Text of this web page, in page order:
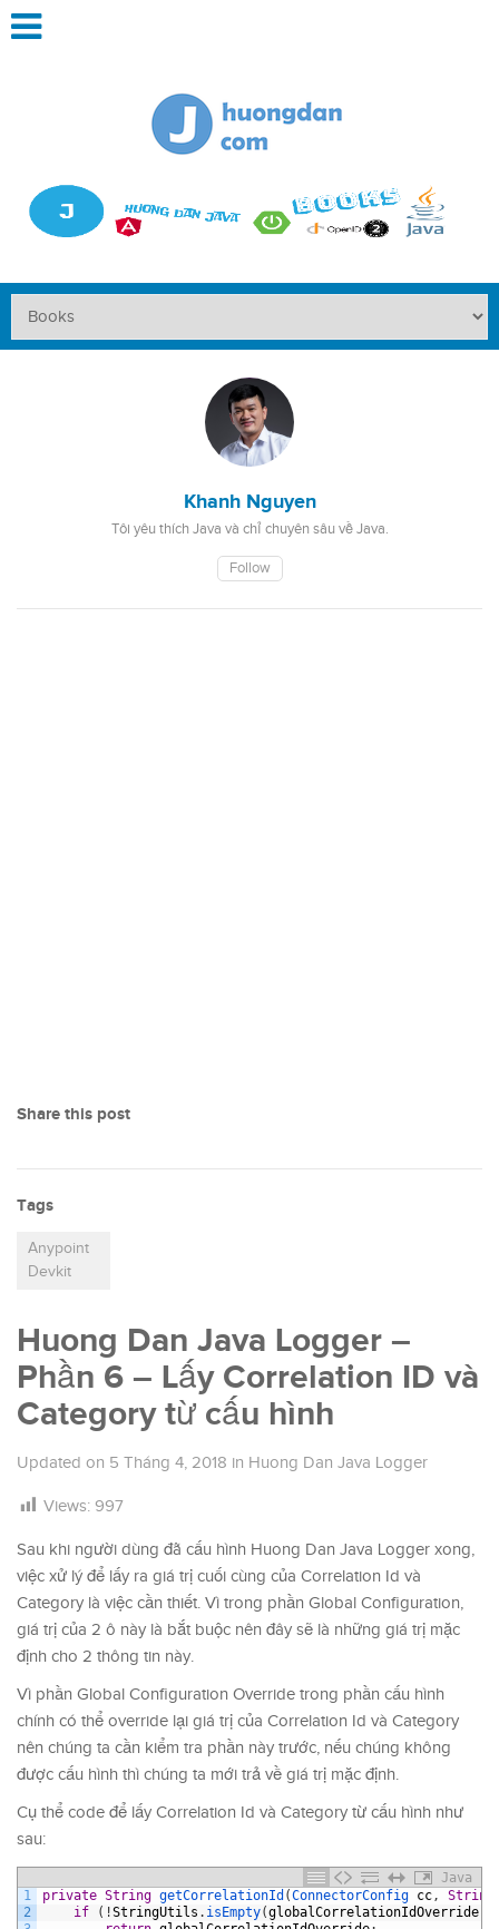
Khanh Nguyen
Tôi yêu thích Java và chỉ chuyên sâu về Java.
Follow
Share this post
Tags
Anypoint
Devkit
Huong Dan Java Logger –
Phần 6 – Lấy Correlation ID và
Category từ cấu hình
Updated on 5 Tháng 4, 2018 in Huong Dan Java Logger
Views: 997
Sau khi người dùng đã cấu hình Huong Dan Java Logger xong,
việc xử lý để lấy ra giá trị cuối cùng của Correlation Id và
Category là việc cần thiết. Vì trong phần Global Configuration,
giá trị của 2 ô này là bắt buộc nên đây sẽ là những giá trị mặc
định cho 2 thông tin này.
Vì phần Global Configuration Override trong phần cấu hình
chính có thể override lại giá trị của Correlation Id và Category
nên chúng ta cần kiểm tra phần này trước, nếu chúng không
được cấu hình thì chúng ta mới trả về giá trị mặc định.
Cụ thể code để lấy Correlation Id và Category từ cấu hình như
sau:
Java
1
2
private String getCorrelationId (ConnectorConfig cc ,
String
if
( !StringUtils . isEmpty(globalCorrelationIdOverride